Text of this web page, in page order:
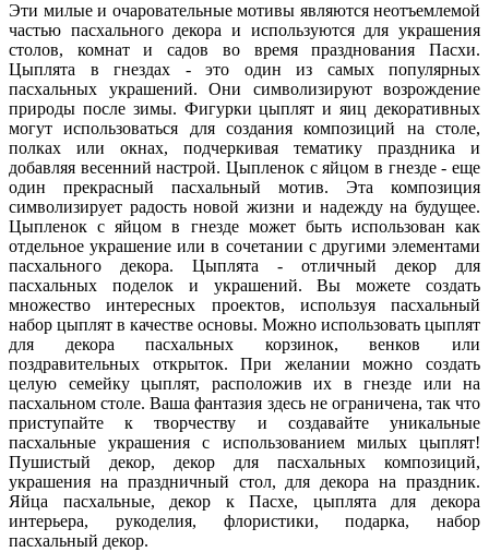
Эти милые и очаровательные мотивы являются неотъемлемой
частью пасхального декора и используются для украшения
столов, комнат и садов во время празднования Пасхи.
Цыплята в гнездах - это один из самых популярных
пасхальных украшений. Они символизируют возрождение
природы после зимы. Фигурки цыплят и яиц декоративных
могут использоваться для создания композиций на столе,
полках или окнах, подчеркивая тематику праздника и
добавляя весенний настрой. Цыпленок с яйцом в гнезде - еще
один прекрасный пасхальный мотив. Эта композиция
символизирует радость новой жизни и надежду на будущее.
Цыпленок с яйцом в гнезде может быть использован как
отдельное украшение или в сочетании с другими элементами
пасхального декора. Цыплята - отличный декор для
пасхальных поделок и украшений. Вы можете создать
множество интересных проектов, используя пасхальный
набор цыплят в качестве основы. Можно использовать цыплят
для декора пасхальных корзинок, венков или
поздравительных открыток. При желании можно создать
целую семейку цыплят, расположив их в гнезде или на
пасхальном столе. Ваша фантазия здесь не ограничена, так что
приступайте к творчеству и создавайте уникальные
пасхальные украшения с использованием милых цыплят!
Пушистый декор, декор для пасхальных композиций,
украшения на праздничный стол, для декора на праздник.
Яйца пасхальные, декор к Пасхе, цыплята для декора
интерьера, рукоделия, флористики, подарка, набор
пасхальный декор.